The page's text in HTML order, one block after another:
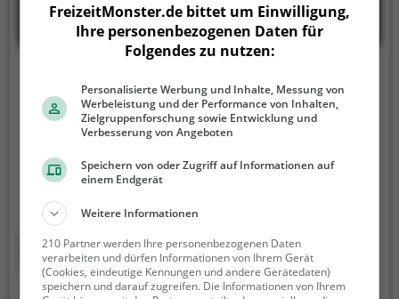
Maximus Abenteuer
Gewerbeallee 1, 18107 Elmenhorst/Lichtenhagen
Der Maximus Abenteuer ist ein Hochseilgarten in
Elmenhorst/Lichtenhagen. Der Maximus Abenteuer
ist die perfekte Freizeitaktivität für einen
Familienausflug, einen Kindergeburtstag oder für
alle die gerne klettern.
mehrere Meter über dem Erdboden erwartet dich
eine Welt voller Abenteuer und Erlebnis. Der
Maximus Abenteuer bietet sowohl erfahreneren
Mehr erfahren
FreizeitMonster.de bittet um Einwilligung,
Ihre personenbezogenen Daten für
Folgendes zu nutzen:
Personalisierte Werbung und Inhalte, Messung von
Werbeleistung und der Performance von Inhalten,
Zielgruppenforschung sowie Entwicklung und
Verbesserung von Angeboten
Speichern von oder Zugriff auf Informationen auf
einem Endgerät
Weitere Informationen
210 Partner werden Ihre personenbezogenen Daten
verarbeiten und dürfen Informationen von Ihrem Gerät
(Cookies, eindeutige Kennungen und andere Gerätedaten)
speichern und darauf zugreifen. Die Informationen von Ihrem